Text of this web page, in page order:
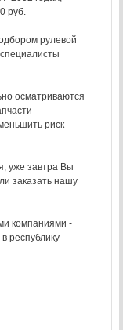
руб.
рулевой
осматриваются
риск
уже завтра Вы
заказать нашу
компаниями -
республику